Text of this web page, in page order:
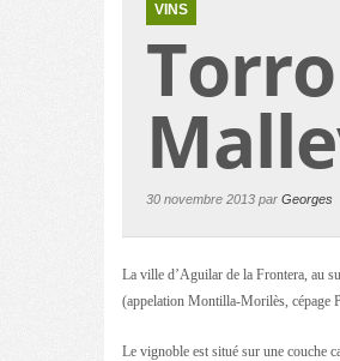
VINS
30 novembre 2013 par Georges
La ville d’Aguilar de la Frontera, au
(appelation Montilla-Morilès, cépage
Le vignoble est situé sur une couche